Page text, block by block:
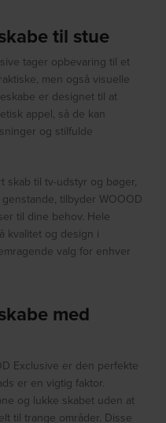
til stue
tager opbevaring til et
men også visuelle
er designet til at
appel, så de kan
og stilfulde
skab til tv-udstyr og bøger,
tilbyder WOOOD
til dine behov. Hele
kvalitet og design i
valg for enhver
med
Exclusive er den perfekte
er en vigtig faktor.
og lukke skabet uden at
til trange områder. Disse